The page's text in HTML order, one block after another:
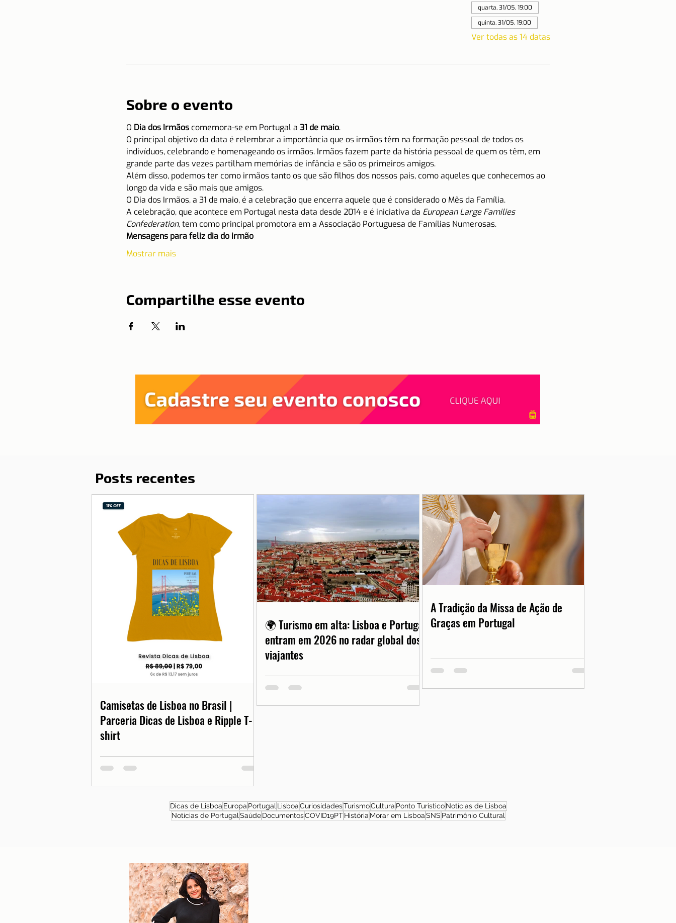
quarta, 31/05, 19:00
quinta, 31/05, 19:00
Ver todas as 14 datas
Sobre o evento
O Dia dos Irmãos comemora-se em Portugal a 31 de maio.
O principal objetivo da data é relembrar a importância que os irmãos têm na formação pessoal de todos os
indivíduos, celebrando e homenageando os irmãos. Irmãos fazem parte da história pessoal de quem os têm, em
grande parte das vezes partilham memórias de infância e são os primeiros amigos.
Além disso, podemos ter como irmãos tanto os que são filhos dos nossos pais, como aqueles que conhecemos ao
longo da vida e são mais que amigos.
O Dia dos Irmãos, a 31 de maio, é a celebração que encerra aquele que é considerado o Mês da Família.
A celebração, que acontece em Portugal nesta data desde 2014 e é iniciativa da European Large Families
Confederation, tem como principal promotora em a Associação Portuguesa de Famílias Numerosas.
Mensagens para feliz dia do irmão
Mostrar mais
Compartilhe esse evento
Posts recentes
Camisetas de Lisboa no Brasil |
Parceria Dicas de Lisboa e Ripple T-
shirt
🌍 Turismo em alta: Lisboa e Portugal
entram em 2026 no radar global dos
viajantes
A Tradição da Missa de Ação de
Graças em Portugal
Dicas de Lisboa Europa Portugal LisboaCuriosidadesTurismoCultura Ponto Turístico Notícias de Lisboa
Notícias de Portugal Saúde DocumentosCOVID19PT História Morar em LisboaSNS Patrimônio Cultural